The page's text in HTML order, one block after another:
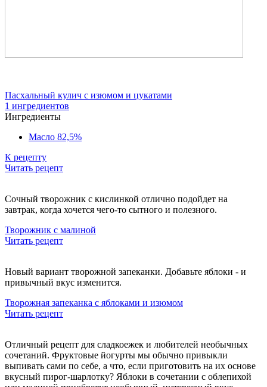
Пасхальный кулич с изюмом и цукатами
1 ингредиентов
Ингредиенты
Масло 82,5%
К рецепту
Читать рецепт
Сочный творожник с кислинкой отлично подойдет на
завтрак, когда хочется чего-то сытного и полезного.
Творожник с малиной
Читать рецепт
Новый вариант творожной запеканки. Добавьте яблоки - и
привычный вкус изменится.
Творожная запеканка с яблоками и изюмом
Читать рецепт
Отличный рецепт для сладкоежек и любителей необычных
сочетаний. Фруктовые йогурты мы обычно привыкли
выпивать сами по себе, а что, если приготовить на их основе
вкусный пирог-шарлотку? Яблоки в сочетании с облепихой